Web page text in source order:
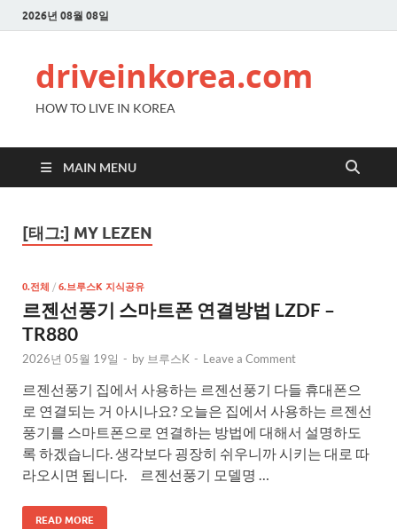
2026년 08월 08일
driveinkorea.com
HOW TO LIVE IN KOREA
MAIN MENU
[태그:] MY LEZEN
0.전체 / 6.브루스K 지식공유
르젠선풍기 스마트폰 연결방법 LZDF –
TR880
2026년 05월 19일 - by 브루스K - Leave a Comment
르젠선풍기 집에서 사용하는 르젠선풍기 다들 휴대폰으
로 연결되는 거 아시나요? 오늘은 집에서 사용하는 르젠선
풍기를 스마트폰으로 연결하는 방법에 대해서 설명하도
록 하겠습니다. 생각보다 굉장히 쉬우니까 시키는 대로 따
라오시면 됩니다. 르젠선풍기 모델명 …
READ MORE